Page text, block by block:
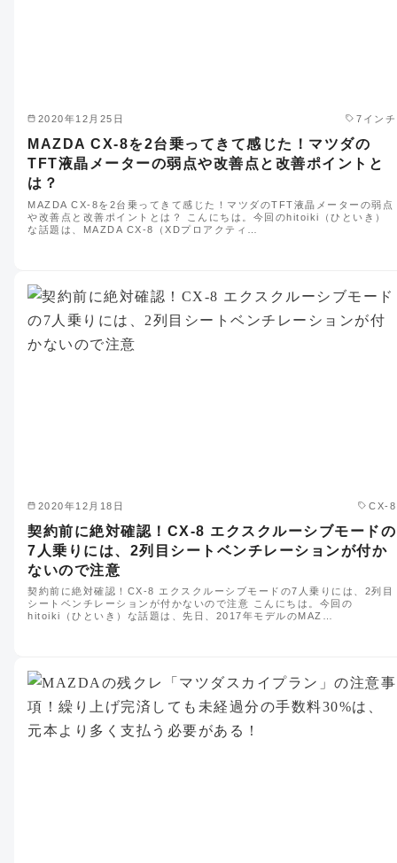
2020年12月25日 7インチ
MAZDA CX-8を2台乗ってきて感じた！マツダの
TFT液晶メーターの弱点や改善点と改善ポイントと
は？
MAZDA CX-8を2台乗ってきて感じた！マツダのTFT液晶メーターの弱点
や改善点と改善ポイントとは？ こんにちは。今回のhitoiki（ひといき）
な話題は、MAZDA CX-8（XDプロアクティ…
2020年12月18日 CX-8
契約前に絶対確認！CX-8 エクスクルーシブモードの
7人乗りには、2列目シートベンチレーションが付か
ないので注意
契約前に絶対確認！CX-8 エクスクルーシブモードの7人乗りには、2列目
シートベンチレーションが付かないので注意 こんにちは。今回の
hitoiki（ひといき）な話題は、先日、2017年モデルのMAZ…